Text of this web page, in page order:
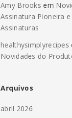
Amy Brooks em
Assinatura Pioneira
Assinaturas
healthysimplyrecipes
Novidades do
Arquivos
abril 2026